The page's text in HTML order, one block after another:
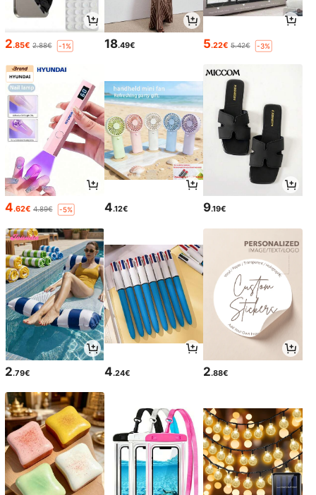
2.85€ 2.88€ -1% 18.49€ 5.22€ 5.42€ -3%
4.62€ 4.89€ -5% 4.12€ 9.19€
2.79€ 4.24€ 2.88€